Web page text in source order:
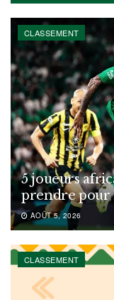
CLASSEMENT
5 joueurs
prendre pour
AOÛT 5, 2026
CLASSEMENT